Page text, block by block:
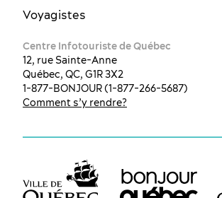
Voyagistes
Centre Infotouriste de Québec
12, rue Sainte-Anne
Québec, QC, G1R 3X2
1-877-BONJOUR (1-877-266-5687)
Comment s’y rendre?